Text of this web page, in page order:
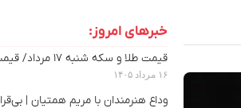
خبرهای امروز:
قیمت طلا و سکه شنبه ۱۷ مرداد/ قیمت‌ها افزایشی
۱۶ مرداد ۱۴۰۵
وداع هنرمندان با مریم همتیان |